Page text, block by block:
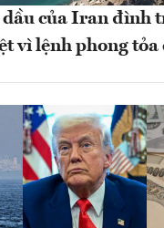
của Iran đình
vì lệnh phong tỏa